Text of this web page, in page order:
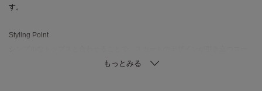
す。
Styling Point